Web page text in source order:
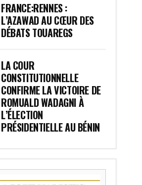
FRANCE:RENNES :
L’AZAWAD AU CŒUR DES
DÉBATS TOUAREGS
LA COUR
CONSTITUTIONNELLE
CONFIRME LA VICTOIRE DE
ROMUALD WADAGNI À
L’ÉLECTION
PRÉSIDENTIELLE AU BÉNIN